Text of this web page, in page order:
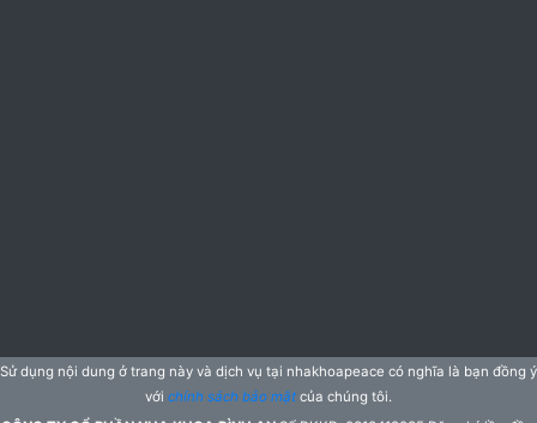
Sử dụng nội dung ở trang này và dịch vụ tại nhakhoapeace có nghĩa là bạn đồng ý
với chính sách bảo mật của chúng tôi.